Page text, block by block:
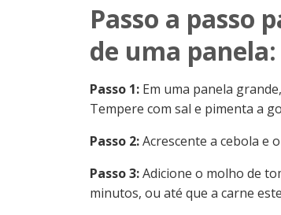
Passo a passo
de uma
Passo 1: Em uma panela
Tempere com sal e pimenta a
Passo 2:Acrescente a cebola e
Passo 3:Adicione o molho de
minutos, ou até que a carne